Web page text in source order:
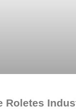
Roletes